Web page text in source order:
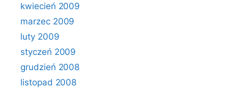
kwiecień 2009
marzec 2009
luty 2009
styczeń 2009
grudzień 2008
listopad 2008